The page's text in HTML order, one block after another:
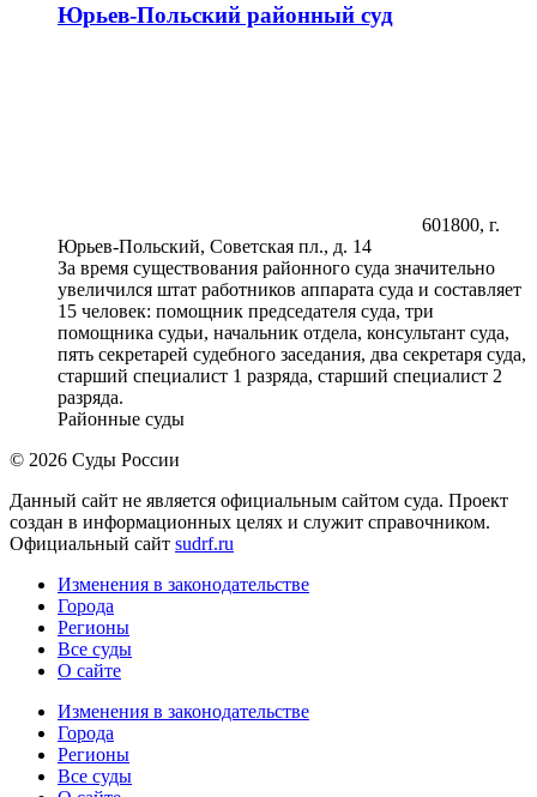
Юрьев-Польский районный суд
601800, г.
Юрьев-Польский, Советская пл., д. 14
За время существования районного суда значительно
увеличился штат работников аппарата суда и составляет
15 человек: помощник председателя суда, три
помощника судьи, начальник отдела, консультант суда,
пять секретарей судебного заседания, два секретаря суда,
старший специалист 1 разряда, старший специалист 2
разряда.
Районные суды
© 2026 Суды России
Данный сайт не является официальным сайтом суда. Проект
создан в информационных целях и служит справочником.
Официальный сайт sudrf.ru
Изменения в законодательстве
Города
Регионы
Все суды
О сайте
Изменения в законодательстве
Города
Регионы
Все суды